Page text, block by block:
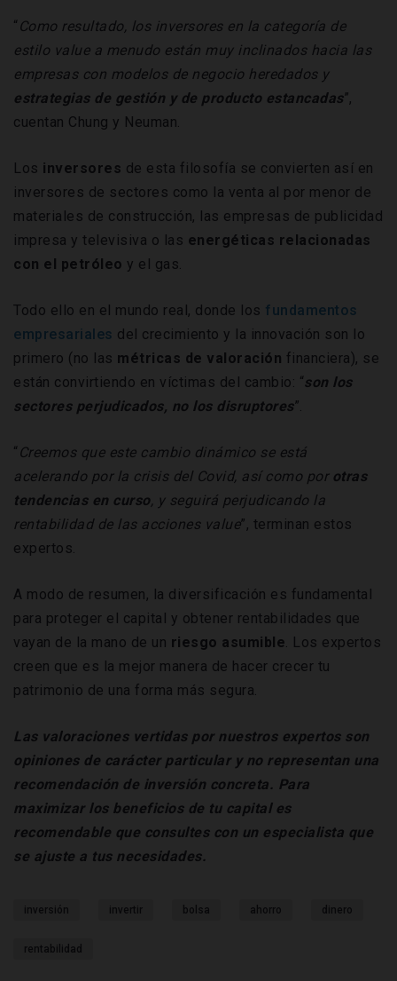
“ Como resultado, los inversores en la categoría de
estilo value a menudo están muy inclinados hacia las
empresas con modelos de negocio heredados y
estrategias de gestión y de producto estancadas”,
cuentan Chung y Neuman.
Los inversores de esta filosofía se convierten así en
inversores de sectores como la venta al por menor de
materiales de construcción, las empresas de publicidad
impresa y televisiva o las energéticas relacionadas
con el petróleo y el gas.
Todo ello en el mundo real, donde los fundamentos
empresariales del crecimiento y la innovación son lo
primero (no las métricas de valoración financiera), se
están convirtiendo en víctimas del cambio: “son los
sectores perjudicados, no los disruptores”.
“ Creemos que este cambio dinámico se está
acelerando por la crisis del Covid, así como por otras
tendencias en curso, y seguirá perjudicando la
rentabilidad de las acciones value”, terminan estos
expertos.
A modo de resumen, la diversificación es fundamental
para proteger el capital y obtener rentabilidades que
vayan de la mano de un riesgo asumible. Los expertos
creen que es la mejor manera de hacer crecer tu
patrimonio de una forma más segura.
Las valoraciones vertidas por nuestros expertos son
opiniones de carácter particular y no representan una
recomendación de inversión concreta. Para
maximizar los beneficios de tu capital es
recomendable que consultes con un especialista que
se ajuste a tus necesidades.
inversión invertir bolsa ahorro dinero
rentabilidad